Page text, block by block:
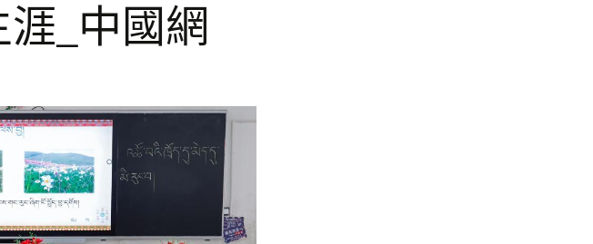
_中國網